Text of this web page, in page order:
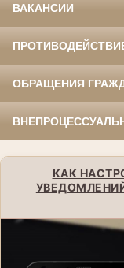
ВАКАНСИИ
ОБРАЩЕНИЯ
КАК